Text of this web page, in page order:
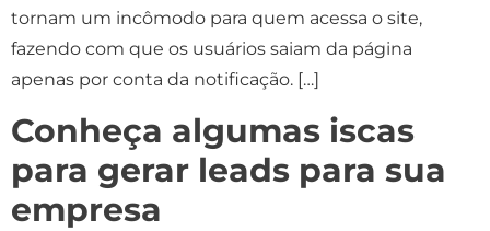
tornam um incômodo para quem acessa o site,
fazendo com que os usuários saiam da página
apenas por conta da notificação. […]
Conheça algumas iscas
para gerar leads para sua
empresa